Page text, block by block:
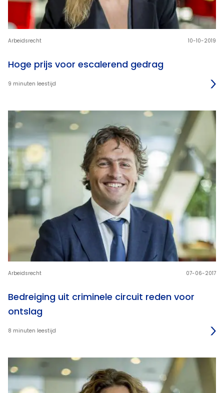
Hoge prijs voor escalerend gedrag
Arbeidsrecht 10-10-2019
9 minuten leestijd
Bedreiging uit criminele circuit reden voor
ontslag
Arbeidsrecht 07-06-2017
8 minuten leestijd